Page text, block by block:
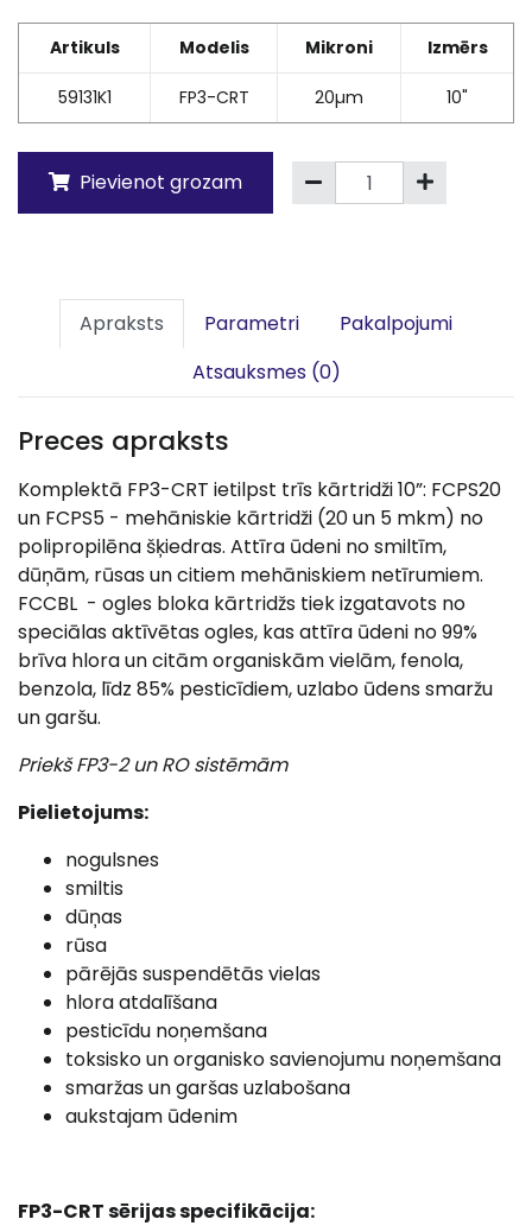
Artikuls Modelis Mikroni Izmērs
59131K1 FP3-CRT 20µm 10"
Pievienot grozam
Apraksts Parametri
Pakalpojumi
Atsauksmes (0)
Preces apraksts
Komplektā FP3-CRT ietilpst trīs kārtridži 10”: FCPS20
un FCPS5 - mehāniskie kārtridži (20 un 5 mkm) no
polipropilēna šķiedras. Attīra ūdeni no smiltīm,
dūņām, rūsas un citiem mehāniskiem netīrumiem.
FCCBL - ogles bloka kārtridžs tiek izgatavots no
speciālas aktīvētas ogles, kas attīra ūdeni no 99%
brīva hlora un citām organiskām vielām, fenola,
benzola, līdz 85% pesticīdiem, uzlabo ūdens smaržu
un garšu.
Priekš FP3-2 un RO sistēmām
Pielietojums:
nogulsnes
smiltis
dūņas
rūsa
pārējās suspendētās vielas
hlora atdalīšana
pesticīdu noņemšana
toksisko un organisko savienojumu noņemšana
smaržas un garšas uzlabošana
aukstajam ūdenim
FP3-CRT sērijas specifikācija: